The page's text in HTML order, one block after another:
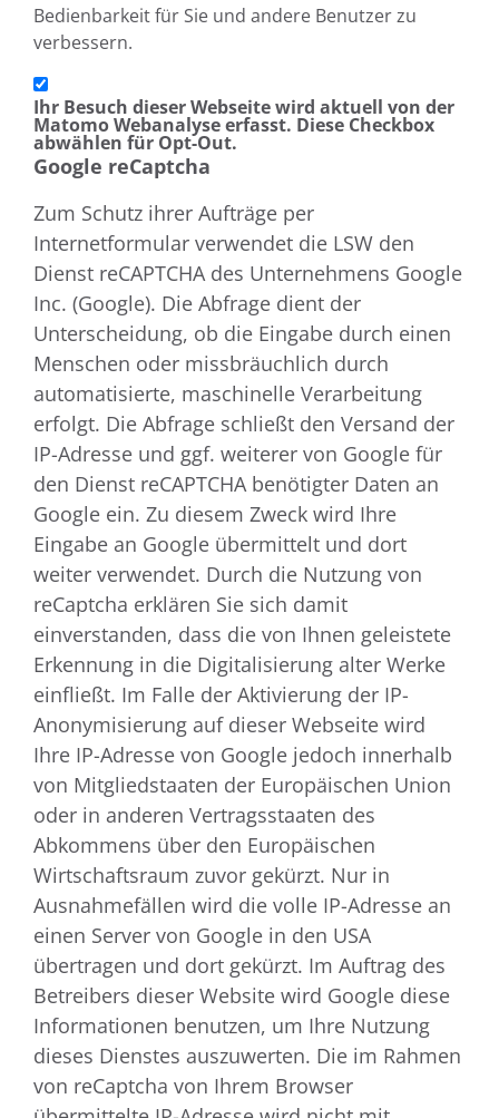
Bedienbarkeit für Sie und andere Benutzer zu
verbessern.
Ihr Besuch dieser Webseite wird aktuell von der
Matomo Webanalyse erfasst. Diese Checkbox
abwählen für Opt-Out.
Google reCaptcha
Zum Schutz ihrer Aufträge per
Internetformular verwendet die LSW den
Dienst reCAPTCHA des Unternehmens Google
Inc. (Google). Die Abfrage dient der
Unterscheidung, ob die Eingabe durch einen
Menschen oder missbräuchlich durch
automatisierte, maschinelle Verarbeitung
erfolgt. Die Abfrage schließt den Versand der
IP-Adresse und ggf. weiterer von Google für
den Dienst reCAPTCHA benötigter Daten an
Google ein. Zu diesem Zweck wird Ihre
Eingabe an Google übermittelt und dort
weiter verwendet. Durch die Nutzung von
reCaptcha erklären Sie sich damit
einverstanden, dass die von Ihnen geleistete
Erkennung in die Digitalisierung alter Werke
einfließt. Im Falle der Aktivierung der IP-
Anonymisierung auf dieser Webseite wird
Ihre IP-Adresse von Google jedoch innerhalb
von Mitgliedstaaten der Europäischen Union
oder in anderen Vertragsstaaten des
Abkommens über den Europäischen
Wirtschaftsraum zuvor gekürzt. Nur in
Ausnahmefällen wird die volle IP-Adresse an
einen Server von Google in den USA
übertragen und dort gekürzt. Im Auftrag des
Betreibers dieser Website wird Google diese
Informationen benutzen, um Ihre Nutzung
dieses Dienstes auszuwerten. Die im Rahmen
von reCaptcha von Ihrem Browser